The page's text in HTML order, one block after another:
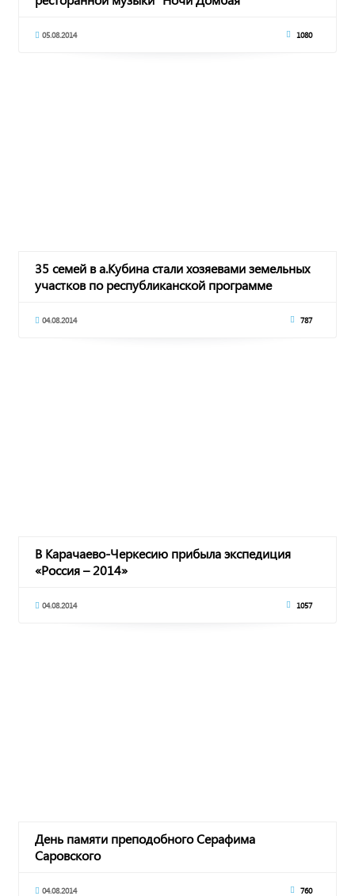
05.08.2014 1080
35 семей в а.Кубина стали хозяевами земельных
участков по республиканской программе
04.08.2014 787
В Карачаево-Черкесию прибыла экспедиция
«Россия – 2014»
04.08.2014 1057
День памяти преподобного Серафима
Саровского
04.08.2014 760